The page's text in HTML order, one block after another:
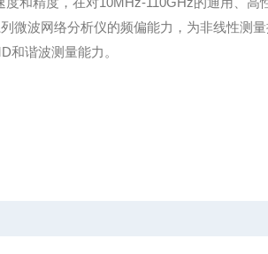
微波网络分析仪的频偏能力，为非线性测
和谐波测量能力。